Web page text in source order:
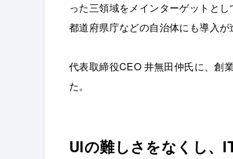
った三領域をメインターゲットと
都道府県庁などの自治体にも導入が
代表取締役CEO 井無田仲氏に、創
た。
UIの難しさをなくし、